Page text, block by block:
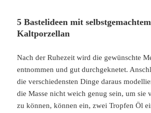
5 Bastelideen mit selbstgemachtem
Kaltporzellan
Nach der Ruhezeit wird die gewünschte
entnommen und gut durchgeknetet.
die verschiedensten Dinge daraus
die Masse nicht weich genug sein, um sie
zu können, können ein, zwei Tropfen Öl